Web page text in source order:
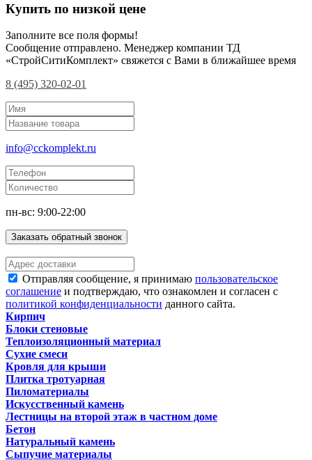
Купить по низкой цене
Заполните все поля формы!
Сообщение отправлено. Менеджер компании ТД
«СтройСитиКомплект» свяжется с Вами в ближайшее время
8 (495) 320-02-01
info@cckomplekt.ru
пн-вс: 9:00-22:00
Заказать обратный звонок
Отправляя сообщение, я принимаю пользовательское
соглашение и подтверждаю, что ознакомлен и согласен с
политикой конфиденциальности данного сайта.
Кирпич
Блоки стеновые
Теплоизоляционный материал
Сухие смеси
Кровля для крыши
Плитка тротуарная
Пиломатериалы
Искусственный камень
Лестницы на второй этаж в частном доме
Бетон
Натуральный камень
Сыпучие материалы